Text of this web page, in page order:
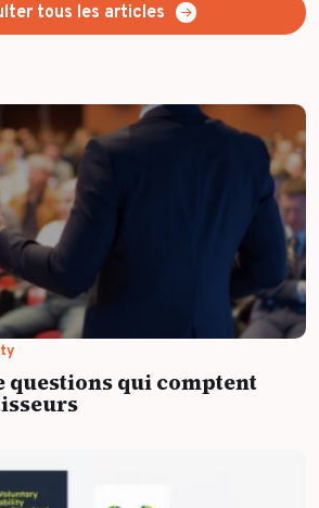
tous les articles
questions qui comptent